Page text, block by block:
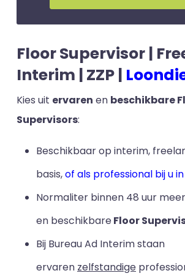
Floor Supervisor |
Interim | ZZP |
Kies uit ervaren en beschikbare
Supervisors:
Beschikbaar op interim,
basis,of als professional bij u
Normaliter binnen 48 uur
en beschikbareFloor
Bij Bureau Ad Interim staan
ervaren zelfstandige